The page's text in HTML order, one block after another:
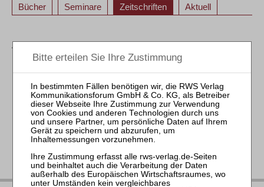
Bücher Seminare Zeitschriften Aktuell
ZVI – Zeitschrift für Verbraucher- und Privat-
Insolvenzrecht
1 2 3 4
2 3 4